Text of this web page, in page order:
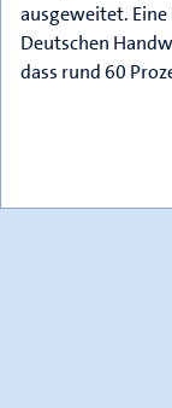
ausgeweitet.
Deutschen
dass rund 60